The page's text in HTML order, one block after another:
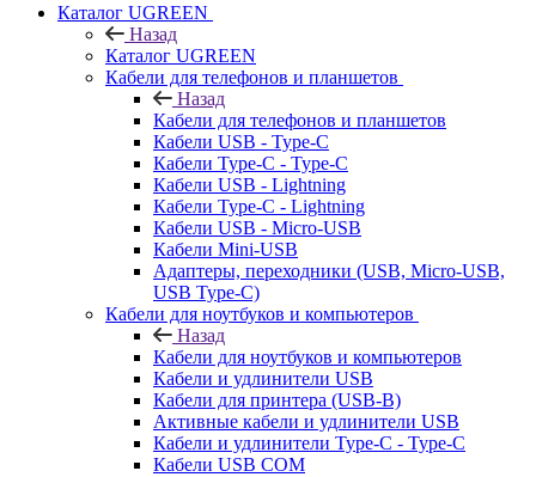
Каталог UGREEN
Назад
Каталог UGREEN
Кабели для телефонов и планшетов
Назад
Кабели для телефонов и планшетов
Кабели USB - Type-C
Кабели Type-C - Type-C
Кабели USB - Lightning
Кабели Type-C - Lightning
Кабели USB - Micro-USB
Кабели Mini-USB
Адаптеры, переходники (USB, Micro-USB,
USB Type-C)
Кабели для ноутбуков и компьютеров
Назад
Кабели для ноутбуков и компьютеров
Кабели и удлинители USB
Кабели для принтера (USB-B)
Активные кабели и удлинители USB
Кабели и удлинители Type-C - Type-C
Кабели USB COM